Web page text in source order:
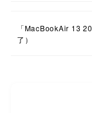
「MacBookAir 13
了）